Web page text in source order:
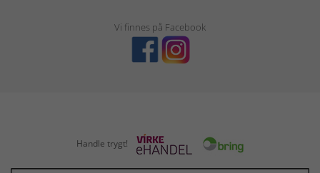
Vi finnes på Facebook
Handle trygt!